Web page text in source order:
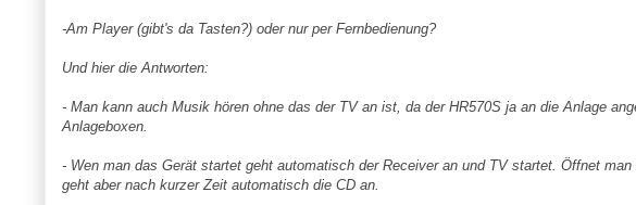
-Am Player (gibt's da Tasten?) oder nur per Fernbedienung?
Und hier die Antworten:
- Man kann auch Musik hören ohne das der TV an ist, da der HR570S ja an die Anlage
Anlageboxen.
- Wen man das Gerät startet geht automatisch der Receiver an und TV startet. Öffnet
geht aber nach kurzer Zeit automatisch die CD an.